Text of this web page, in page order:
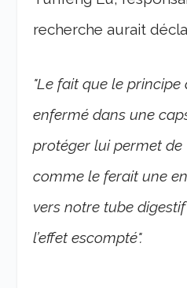
recherche aurait
"Le fait que le
enfermé dans une
protéger lui permet de
comme le ferait une
vers notre tube
l’effet escompté".